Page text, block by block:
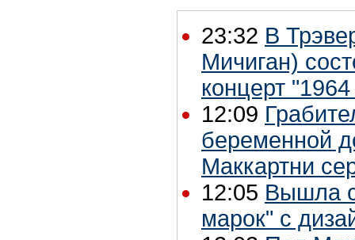
23:32 В
Мичиган)
концерт
12:09
беременной
Маккартни
12:05 Вышла
марок" с